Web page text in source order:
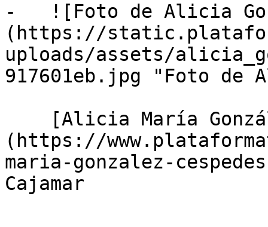
-   ![Foto de Alicia
(https://
uploads/assets/
917601eb.jpg "Foto de
(https://
maria-gonzalez-
Cajamar